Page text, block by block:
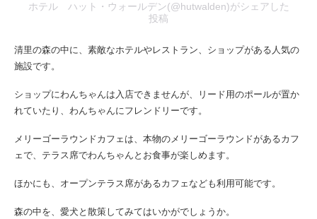
ホテル ハット・ウォールデン(@hutwalden)がシェアした
投稿
清里の森の中に、素敵なホテルやレストラン、ショップがある人気の
施設です。
ショップにわんちゃんは入店できませんが、リード用のポールが置か
れていたり、わんちゃんにフレンドリーです。
メリーゴーラウンドカフェは、本物のメリーゴーラウンドがあるカフ
ェで、テラス席でわんちゃんとお食事が楽しめます。
ほかにも、オープンテラス席があるカフェなども利用可能です。
森の中を、愛犬と散策してみてはいかがでしょうか。